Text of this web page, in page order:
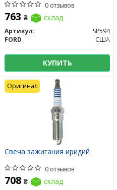
0 отзывов
763 ₴ склад
Артикул:
SP594
FORD
США
КУПИТЬ
Свеча зажигания иридий
0 отзывов
708 ₴ склад
Оригинал